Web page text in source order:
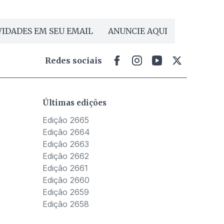
EM SEU EMAIL ANUNCIE AQUI
Redes sociais
Últimas edições
Edição 2665
Edição 2664
Edição 2663
Edição 2662
Edição 2661
Edição 2660
Edição 2659
Edição 2658